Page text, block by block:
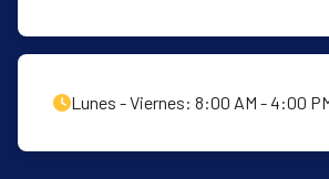
Lunes - Viernes: 8:00 AM - 4:00